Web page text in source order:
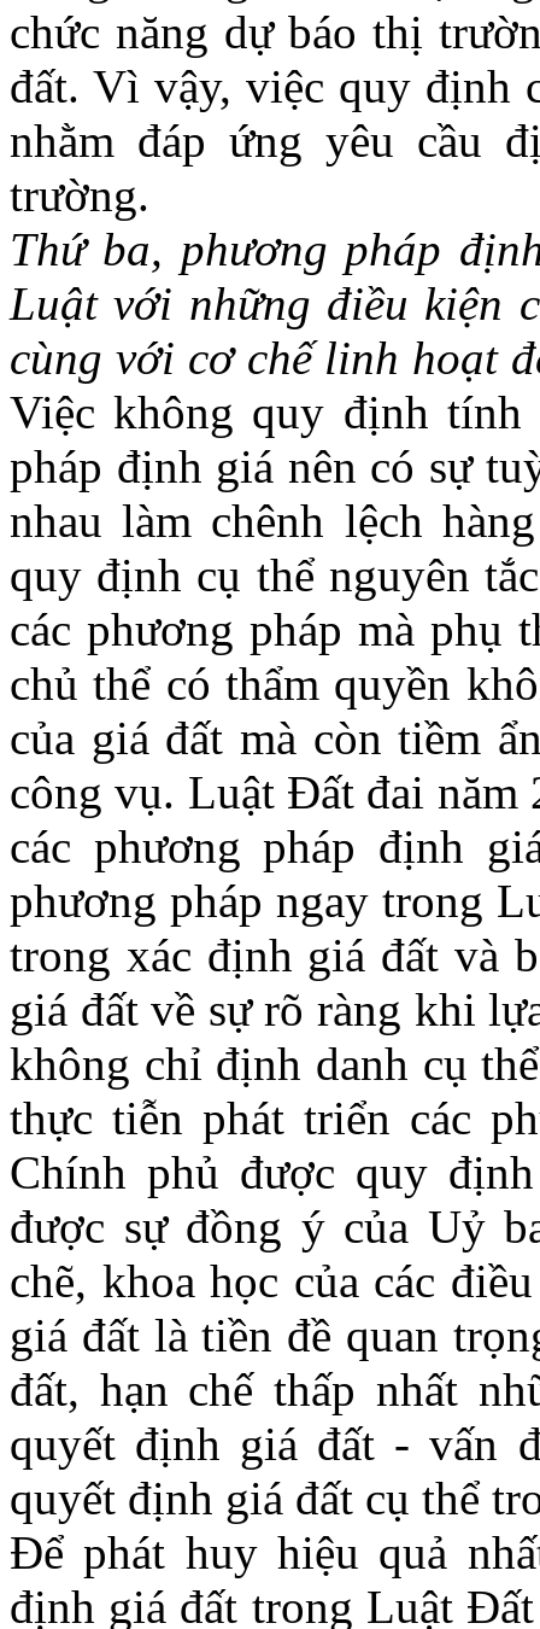
chức năng dự báo thị
đất. Vì vậy, việc quy định
nhằm đáp ứng yêu cầu
trường.
Thứ ba, phương pháp
Luật với những điều kiện
cùng với cơ chế linh hoạt
Việc không quy định tính
pháp định giá nên có sự
nhau làm chênh lệch
quy định cụ thể nguyên
các phương pháp mà phụ
chủ thể có thẩm quyền
của giá đất mà còn tiềm
công vụ. Luật Đất đai năm
các phương pháp định
phương pháp ngay trong
trong xác định giá đất và
giá đất về sự rõ ràng khi
không chỉ định danh cụ
thực tiễn phát triển các
Chính phủ được quy
được sự đồng ý của Uỷ
chẽ, khoa học của các
giá đất là tiền đề quan
đất, hạn chế thấp nhất
quyết định giá đất - vấn
quyết định giá đất cụ thể
Để phát huy hiệu quả
định giá đất trong Luật